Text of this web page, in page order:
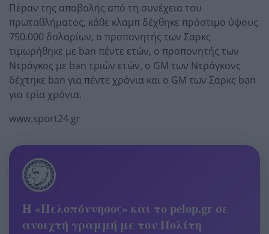
Πέραν της αποβολής από τη συνέχεια του
πρωταθλήματος, κάθε κλαμπ δέχθηκε πρόστιμο ύψους
750.000 δολαρίων, ο προπονητής των Σαρκς
τιμωρήθηκε με ban πέντε ετών, ο προπονητής των
Ντράγκος με ban τριών ετών, ο GM των Ντράγκονς
δέχτηκε ban για πέντε χρόνια και ο GM των Σαρκς ban
για τρία χρόνια.
www.sport24.gr
Η «Πελοπόννησος» και το pelop.gr σε
ανοιχτή γραμμή με τον Πολίτη